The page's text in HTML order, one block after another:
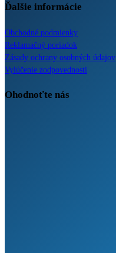
Ďalšie informácie
Obchodné podmienky
Reklamačný poriadok
Zásady ochrany osobných údajov
Vylúčenie zodpovednosti
Ohodnoťte nás